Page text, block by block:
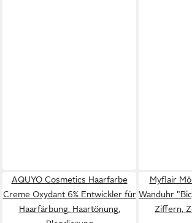
AQUYO Cosmetics Haarfarbe
Creme Oxydant 6% Entwickler für
Haarfärbung, Haartönung,
Myflair
Wanduhr
Ziffern,